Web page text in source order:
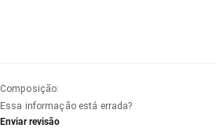
Composição:
Essa informação está errada?
Enviar revisão